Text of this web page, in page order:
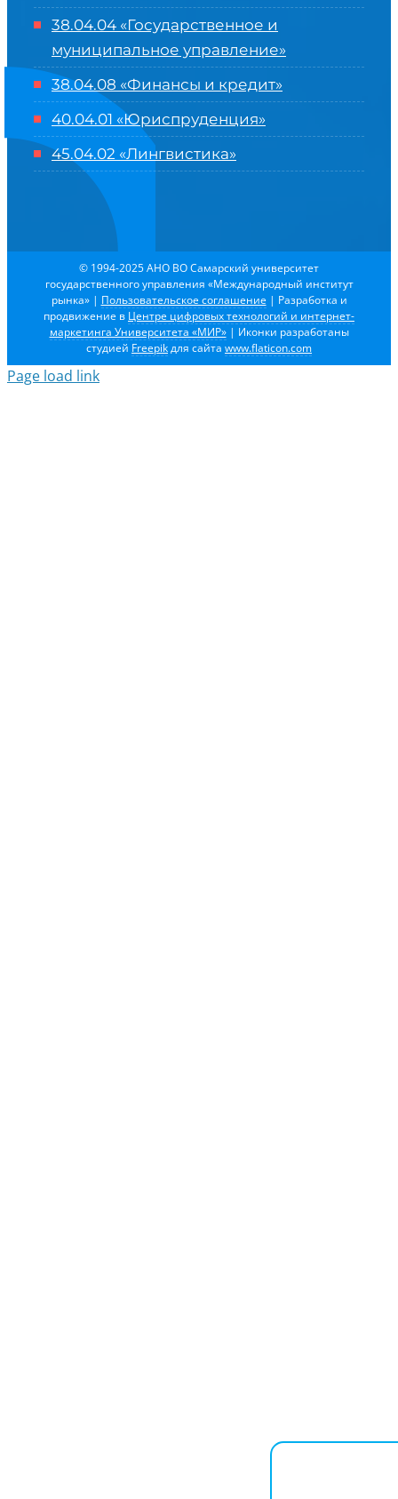
38.04.04 «Государственное и
муниципальное управление»
38.04.08 «Финансы и кредит»
40.04.01 «Юриспруденция»
45.04.02 «Лингвистика»
© 1994-2025 АНО ВО Самарский университет
государственного управления «Международный институт
рынка» | Пользовательское соглашение | Разработка и
продвижение в Центре цифровых технологий и интернет-
маркетинга Университета «МИР»| Иконки разработаны
студией Freepikдля сайта www.flaticon.com
Page load link